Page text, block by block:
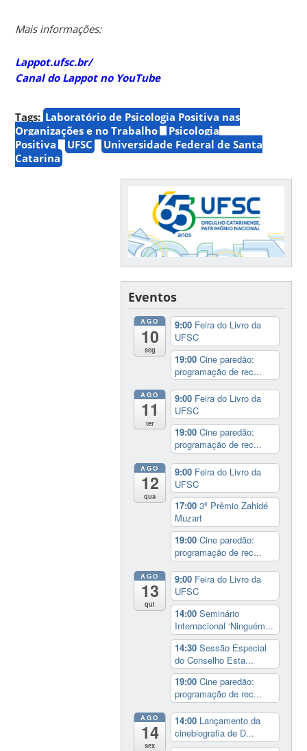
Mais informações:
Lappot.ufsc.br/
Canal do Lappot no YouTube
Tags: Laboratório de Psicologia Positiva nas
Organizações e no Trabalho
Psicologia
Positiva
UFSC
Universidade Federal de Santa
Catarina
Eventos
AGO
10
seg
9:00 Feira do Livro da
UFSC
19:00Cine paredão:
programação de rec...
AGO
11
ter
9:00 Feira do Livro da
UFSC
19:00Cine paredão:
programação de rec...
AGO
12
qua
9:00 Feira do Livro da
UFSC
17:003º Prêmio Zahidé
Muzart
19:00Cine paredão:
programação de rec...
AGO
13
qui
9:00 Feira do Livro da
UFSC
14:00Seminário
Internacional ‘Ninguém...
14:30Sessão Especial
do Conselho Esta...
19:00Cine paredão:
programação de rec...
AGO
14
sex
14:00 Lançamento da
cinebiografia de D...